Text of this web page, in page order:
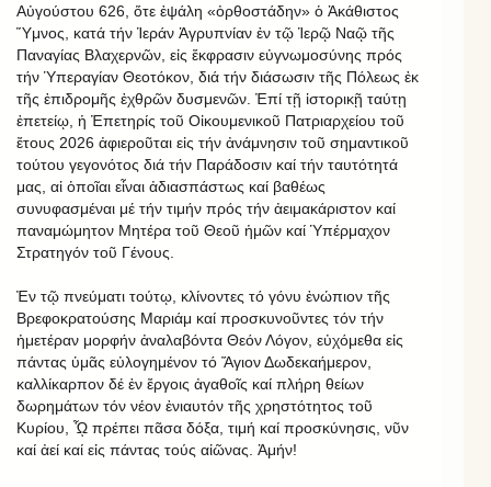
Αὐγούστου 626, ὅτε ἐψάλη «ὀρθοστάδην» ὁ Ἀκάθιστος
Ὕμνος, κατά τήν Ἱεράν Ἀγρυπνίαν ἐν τῷ Ἱερῷ Ναῷ τῆς
Παναγίας Βλαχερνῶν, εἰς ἔκφρασιν εὐγνωμοσύνης πρός
τήν Ὑπεραγίαν Θεοτόκον, διά τήν διάσωσιν τῆς Πόλεως ἐκ
τῆς ἐπιδρομῆς ἐχθρῶν δυσμενῶν. Ἐπί τῇ ἱστορικῇ ταύτῃ
ἐπετείῳ, ἡ Ἐπετηρίς τοῦ Οἰκουμενικοῦ Πατριαρχείου τοῦ
ἔτους 2026 ἀφιεροῦται εἰς τήν ἀνάμνησιν τοῦ σημαντικοῦ
τούτου γεγονότος διά τήν Παράδοσιν καί τήν ταυτότητά
μας, αἱ ὁποῖαι εἶναι ἀδιασπάστως καί βαθέως
συνυφασμέναι μέ τήν τιμήν πρός τήν ἀειμακάριστον καί
παναμώμητον Μητέρα τοῦ Θεοῦ ἡμῶν καί Ὑπέρμαχον
Στρατηγόν τοῦ Γένους.
Ἐν τῷ πνεύματι τούτῳ, κλίνοντες τό γόνυ ἐνώπιον τῆς
Βρεφοκρατούσης Μαριάμ καί προσκυνοῦντες τόν τήν
ἡμετέραν μορφήν ἀναλαβόντα Θεόν Λόγον, εὐχόμεθα εἰς
πάντας ὑμᾶς εὐλογημένον τό Ἅγιον Δωδεκαήμερον,
καλλίκαρπον δέ ἐν ἔργοις ἀγαθοῖς καί πλήρη θείων
δωρημάτων τόν νέον ἐνιαυτόν τῆς χρηστότητος τοῦ
Κυρίου, ᾯ πρέπει πᾶσα δόξα, τιμή καί προσκύνησις, νῦν
καί ἀεί καί εἰς πάντας τούς αἰῶνας. Ἀμήν!